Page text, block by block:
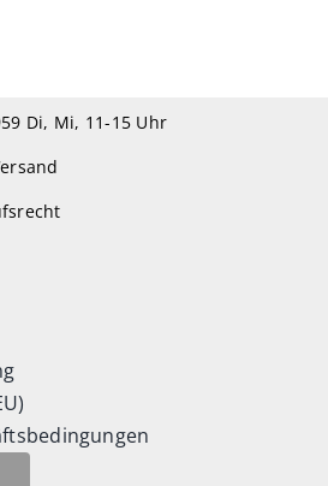
Di, Mi, 11-15 Uhr